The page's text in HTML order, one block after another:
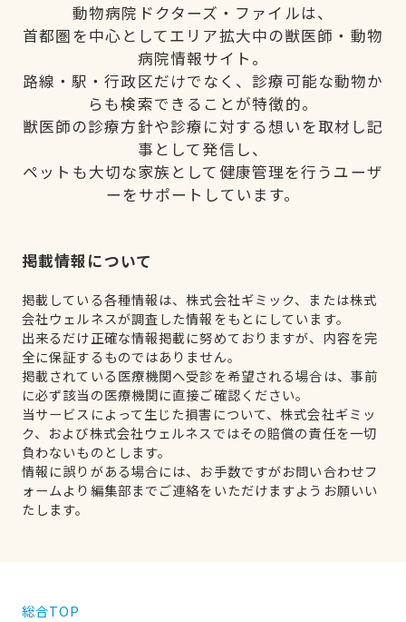
動物病院ドクターズ・ファイルは、
首都圏を中心としてエリア拡大中の獣医師・動物
病院情報サイト。
路線・駅・行政区だけでなく、診療可能な動物か
らも検索できることが特徴的。
獣医師の診療方針や診療に対する想いを取材し記
事として発信し、
ペットも大切な家族として健康管理を行うユーザ
ーをサポートしています。
掲載情報について
掲載している各種情報は、株式会社ギミック、または株式
会社ウェルネスが調査した情報をもとにしています。
出来るだけ正確な情報掲載に努めておりますが、内容を完
全に保証するものではありません。
掲載されている医療機関へ受診を希望される場合は、事前
に必ず該当の医療機関に直接ご確認ください。
当サービスによって生じた損害について、株式会社ギミッ
ク、および株式会社ウェルネスではその賠償の責任を一切
負わないものとします。
情報に誤りがある場合には、お手数ですがお問い合わせフ
ォームより編集部までご連絡をいただけますようお願いい
たします。
総合TOP